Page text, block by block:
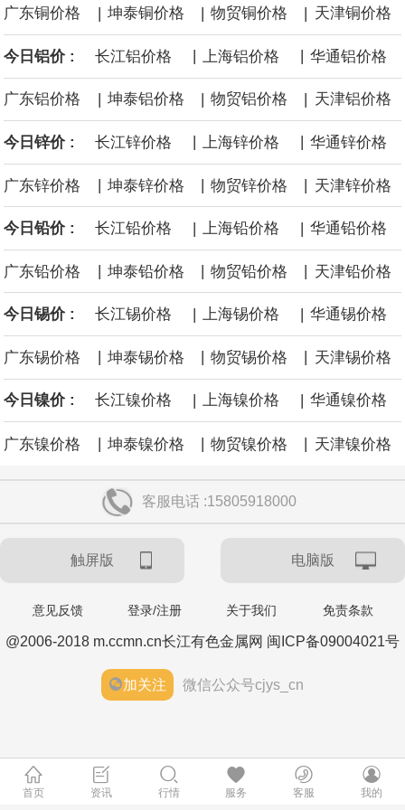
计划建造的15艘核动力“特朗普级”（Trump-class）战列舰，从研发
到采购的总费用可能高达2750亿美元，为美国有史以来最昂贵的水
面战舰项目之一。 根据CBO的初步估算，首舰造价约234亿美元，
后续14艘平均每艘约180亿美元。
黄金价格有望录得自今年1月以来最大单周涨幅。油价走弱为金价提
供支撑，同时投资者正等待美国非农就业数据，以寻找美国利率前
元上方的盘整区间中进一步上涨。
广东铜价格 | 坤泰铜价格 | 物贸铜价格 | 天津铜价格
今日铝价 : 长江铝价格 上海铝价格 华通铝价格
广东铝价格 | 坤泰铝价格 | 物贸铝价格 | 天津铝价格
今日锌价 : 长江锌价格 上海锌价格 华通锌价格
广东锌价格 | 坤泰锌价格 | 物贸锌价格 | 天津锌价格
今日铅价 : 长江铅价格 | 上海铅价格 | 华通铅价格
广东铅价格 坤泰铅价格 物贸铅价格 天津铅价格
今日锡价 : 长江锡价格 | 上海锡价格 | 华通锡价格
广东锡价格 坤泰锡价格 物贸锡价格 天津锡价格
今日镍价 : 长江镍价格 | 上海镍价格 | 华通镍价格
广东镍价格 | 坤泰镍价格 | 物贸镍价格 | 天津镍价格
客服电话 :15805918000
触屏版 电脑版
意见反馈 登录/注册 关于我们 免责条款
@2006-2018 m.ccmn.cn长江有色金属网 闽ICP备09004021号
加关注 微信公众号cjys_cn
首页 资讯 行情 服务 客服 我的